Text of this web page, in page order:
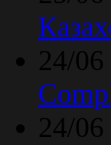
24/06
24/06